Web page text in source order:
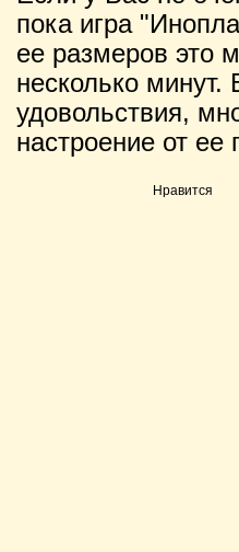
пока игра
ее размеров это
несколько
удовольствия,
настроение от ее
Нравится